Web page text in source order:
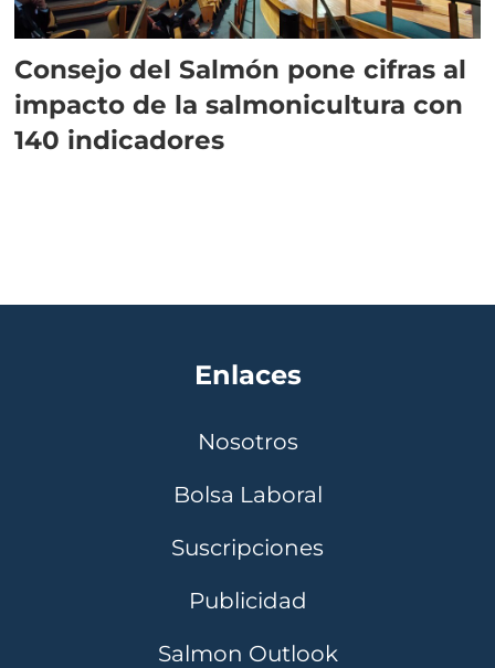
Consejo del Salmón pone cifras al
impacto de la salmonicultura con
140 indicadores
Enlaces
Nosotros
Bolsa Laboral
Suscripciones
Publicidad
Salmon Outlook